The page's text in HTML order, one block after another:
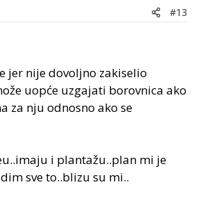
#13
jer nije dovoljno zakiselio
uopće uzgajati borovnica ako
za nju odnosno ako se
i plantažu..plan mi je
sve to..blizu su mi..